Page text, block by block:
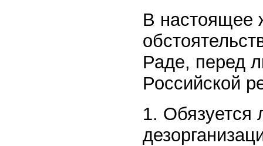
В настоящее
Раде, перед
Российской
1. Обязуется